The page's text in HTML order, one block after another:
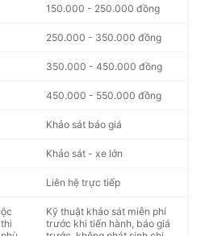
150.000 - 250.000 đồng
250.000 - 350.000 đồng
350.000 - 450.000 đồng
450.000 - 550.000 đồng
Khảo sát báo giá
Khảo sát - xe lớn
Liên hệ trực tiếp
Kỹ thuật khảo sát miễn phí
trước khi tiến hành, báo giá